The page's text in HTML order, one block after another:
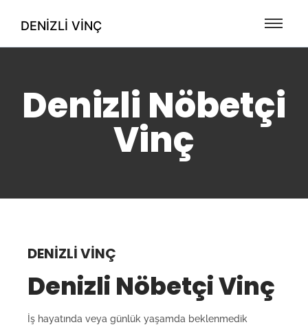
DENIZLI VINÇ
Denizli Nöbetçi
Vinç
DENIZLI VINÇ
Denizli Nöbetçi Vinç
İş hayatında veya günlük yaşamda beklenmedik